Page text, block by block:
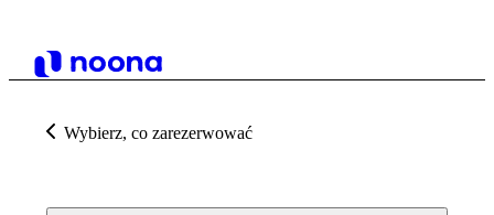
Wybierz, co zarezerwować